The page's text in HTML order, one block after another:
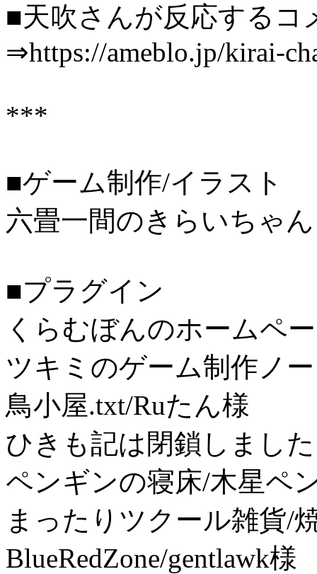
■天吹さんが反応するコ
⇒https://ameblo.jp/kirai-
***
■ゲーム制作/イラスト
六畳一間のきらいちゃん
■プラグイン
くらむぼんのホームペ
ツキミのゲーム制作ノ
鳥小屋.txt/Ruたん様
ひきも記は閉鎖しまし
ペンギンの寝床/木星ペ
まったりツクール雑貨/
BlueRedZone/gentlawk様